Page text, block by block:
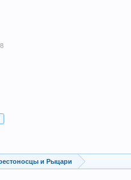
и Рыцари